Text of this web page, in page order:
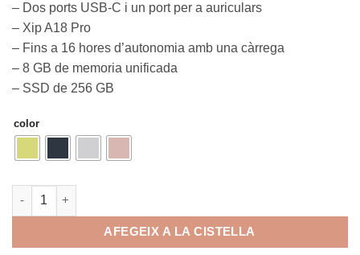
– Dos ports USB‑C i un port per a auriculars
– Xip A18 Pro
– Fins a 16 hores d’autonomia amb una càrrega
– 8 GB de memoria unificada
– SSD de 256 GB
color
quantitat de APPLE MacBook Neo
AFEGEIX A LA CISTELLA